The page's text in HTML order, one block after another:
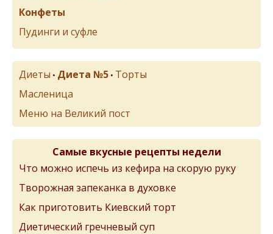
Конфеты
Пудинги и суфле
Диеты • Диета №5 • Торты
Масленица
Меню на Великий пост
Самые вкусные рецепты недели
Что можно испечь из кефира на скорую руку
Творожная запеканка в духовке
Как приготовить Киевский торт
Диетический гречневый суп